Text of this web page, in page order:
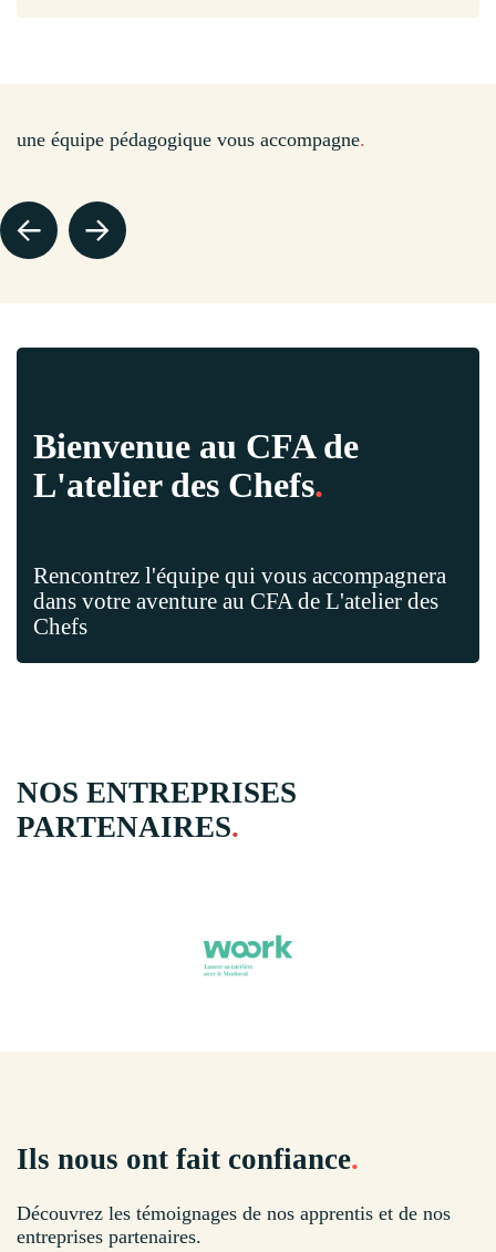
une équipe pédagogique vous accompagne.
DOMINIQUE - DIRECTEUR DU CFA
Bienvenue au CFA de
L'atelier des Chefs.
Rencontrez l'équipe qui vous accompagnera
dans votre aventure au CFA de L'atelier des
Chefs
NOS ENTREPRISES
PARTENAIRES.
Ils nous ont fait confiance.
Découvrez les témoignages de nos apprentis et de nos
entreprises partenaires.